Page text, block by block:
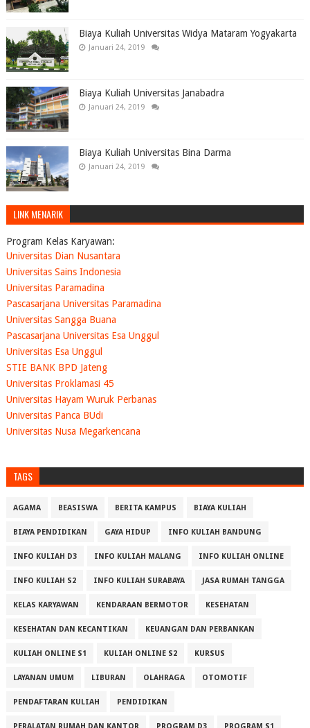
Biaya Kuliah Universitas Widya Mataram Yogyakarta
Januari 24, 2019
Biaya Kuliah Universitas Janabadra
Januari 24, 2019
Biaya Kuliah Universitas Bina Darma
Januari 24, 2019
LINK MENARIK
Program Kelas Karyawan:
Universitas Dian Nusantara
Universitas Sains Indonesia
Universitas Paramadina
Pascasarjana Universitas Paramadina
Universitas Sangga Buana
Pascasarjana Universitas Esa Unggul
Universitas Esa Unggul
STIE BANK BPD Jateng
Universitas Proklamasi 45
Universitas Hayam Wuruk Perbanas
Universitas Panca BUdi
Universitas Nusa Megarkencana
TAGS
AGAMA BEASISWA BERITA KAMPUS BIAYA KULIAH
BIAYA PENDIDIKAN GAYA HIDUP INFO KULIAH BANDUNG
INFO KULIAH D3 INFO KULIAH MALANG INFO KULIAH ONLINE
INFO KULIAH S2 INFO KULIAH SURABAYA JASA RUMAH TANGGA
KELAS KARYAWAN KENDARAAN BERMOTOR KESEHATAN
KESEHATAN DAN KECANTIKAN KEUANGAN DAN PERBANKAN
KULIAH ONLINE S1 KULIAH ONLINE S2 KURSUS
LAYANAN UMUM LIBURAN OLAHRAGA OTOMOTIF
PENDAFTARAN KULIAH PENDIDIKAN
PERALATAN RUMAH DAN KANTOR PROGRAM D3 PROGRAM S1